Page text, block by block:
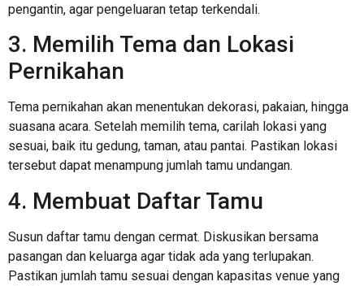
pengantin, agar pengeluaran tetap terkendali.
3. Memilih Tema dan Lokasi
Pernikahan
Tema pernikahan akan menentukan dekorasi, pakaian, hingga
suasana acara. Setelah memilih tema, carilah lokasi yang
sesuai, baik itu gedung, taman, atau pantai. Pastikan lokasi
tersebut dapat menampung jumlah tamu undangan.
4. Membuat Daftar Tamu
Susun daftar tamu dengan cermat. Diskusikan bersama
pasangan dan keluarga agar tidak ada yang terlupakan.
Pastikan jumlah tamu sesuai dengan kapasitas venue yang